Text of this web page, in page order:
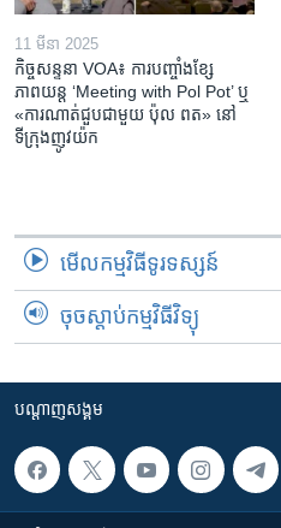
11 មីនា 2025
កិច្ចសន្ទនា VOA៖ ការ​បញ្ចាំង​ខ្សែ
ភាពយន្ត ‘Meeting with Pol Pot’ ឬ
«ការណាត់ជួប​ជាមួយ​ ប៉ុល ពត» នៅ
ទីក្រុងញូវយ៉ក​
មើល​កម្មវិធី​ទូរទស្សន៍
ចុចស្តាប់កម្មវិធីវិទ្យុ
បណ្តាញ​សង្គម